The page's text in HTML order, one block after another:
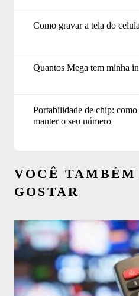
Como gravar a tela do
Quantos Mega tem minha
Portabilidade de chip:
manter o seu número
VOCÊ TAMBÉM
GOSTAR